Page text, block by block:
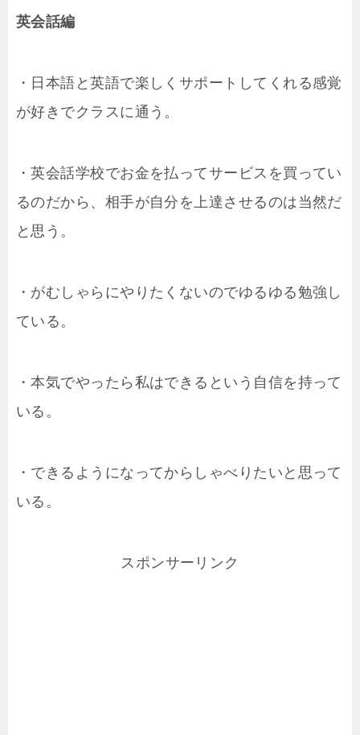
英会話編
・日本語と英語で楽しくサポートしてくれる感覚
が好きでクラスに通う。
・英会話学校でお金を払ってサービスを買ってい
るのだから、相手が自分を上達させるのは当然だ
と思う。
・がむしゃらにやりたくないのでゆるゆる勉強し
ている。
・本気でやったら私はできるという自信を持って
いる。
・できるようになってからしゃべりたいと思って
いる。
スポンサーリンク